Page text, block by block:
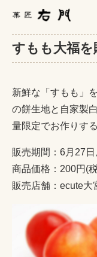
すもも大福を
新鮮な「すもも」
の餅生地と自家製
量限定でお作りす
販売期間：6月27
商品価格：200円(税
販売店舗：ecute大